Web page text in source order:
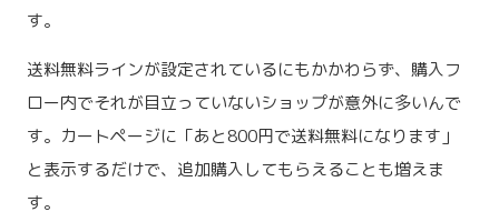
す。
送料無料ラインが設定されているにもかかわらず、購入フ
ロー内でそれが目立っていないショップが意外に多いんで
す。カートページに「あと800円で送料無料になります」
と表示するだけで、追加購入してもらえることも増えま
す。